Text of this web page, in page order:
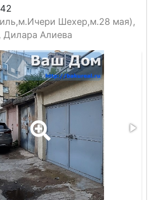
Шехер,м.28 мая),
Алиева